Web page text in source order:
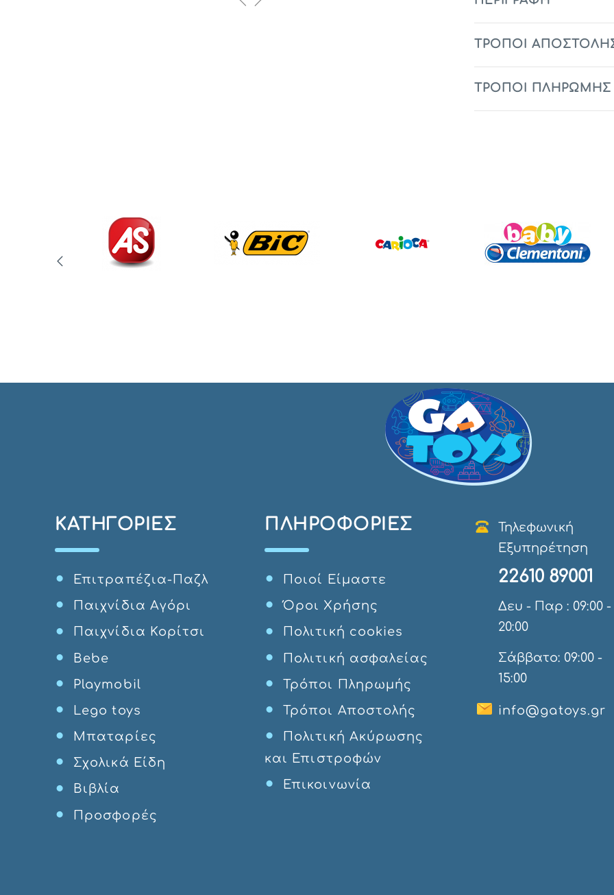
ΤΡΟΠΟΙ
ΤΡΟΠΟΙ ΠΛΗΡΩΜΗΣ
ΚΑΤΗΓΟΡΊΕΣ
Επιτραπέζια-Παζλ
Παιχνίδια Αγόρι
Παιχνίδια Κορίτσι
Bebe
Playmobil
Lego toys
Μπαταρίες
Σχολικά Είδη
Βιβλία
Προσφορές
ΠΛΗΡΟΦΟΡΊΕΣ
Ποιοί Eίμαστε
Όροι Χρήσης
Πολιτική cookies
Πολιτική ασφαλείας
Τρόποι Πληρωμής
Τρόποι Αποστολής
Πολιτική Ακύρωσης
και Επιστροφών
Επικοινωνία
Τηλεφωνική
Εξυπηρέτηση
22610 89001
Δευ - Παρ : 09:00 -
20:00
Σάββατο: 09:00 -
15:00
info@gatoys.gr